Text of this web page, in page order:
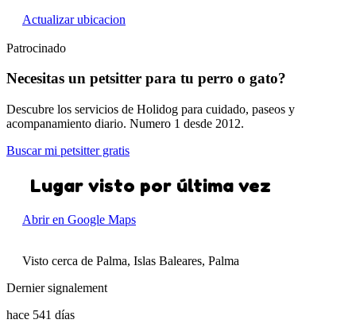
Actualizar ubicacion
Patrocinado
Necesitas un petsitter para tu perro o gato?
Descubre los servicios de Holidog para cuidado, paseos y
acompanamiento diario. Numero 1 desde 2012.
Buscar mi petsitter gratis
Lugar visto por última vez
Abrir en Google Maps
Visto cerca de Palma, Islas Baleares, Palma
Dernier signalement
hace 541 días